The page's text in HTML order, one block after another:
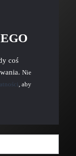
coś
Nie
, aby